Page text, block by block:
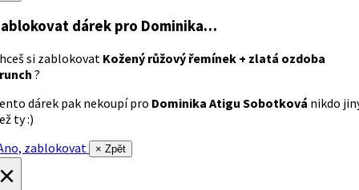
dárek pro Dominika…
si zablokovat Kožený růžový řemínek + zlatá ozdoba
?
dárek pak nekoupí pro Dominika Atigu Sobotková nikdo
ty :)
zablokovat
× Zpět